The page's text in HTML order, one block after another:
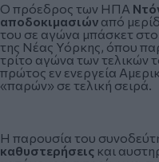
Ο πρόεδρος των ΗΠΑ
αποδοκιμασιών από
του σε αγώνα μπάσκετ στο
της Νέας Υόρκης, όπου
τρίτο αγώνα των τελικών
πρώτος εν ενεργεία
«παρών» σε τελική σειρά.
Η παρουσία του
καθυστερήσεις και